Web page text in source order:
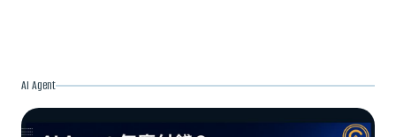
NEW EVENT
NEW ARTICLES
AI Agent